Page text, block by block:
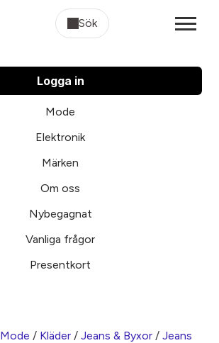
Sök
Logga in
Mode
Elektronik
Märken
Om oss
Nybegagnat
Vanliga frågor
Presentkort
Mode / Kläder / Jeans & Byxor / Jeans